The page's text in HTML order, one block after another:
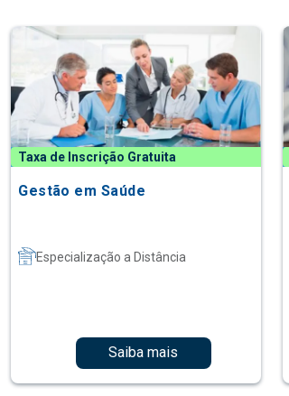
Taxa de Inscrição Gratuita
Gestão em Saúde
Especialização a Distância
Saiba mais